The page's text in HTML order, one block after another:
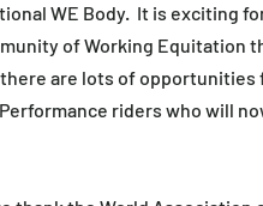
WE Body.  It is exciting
of Working Equitation
are lots of
riders who will